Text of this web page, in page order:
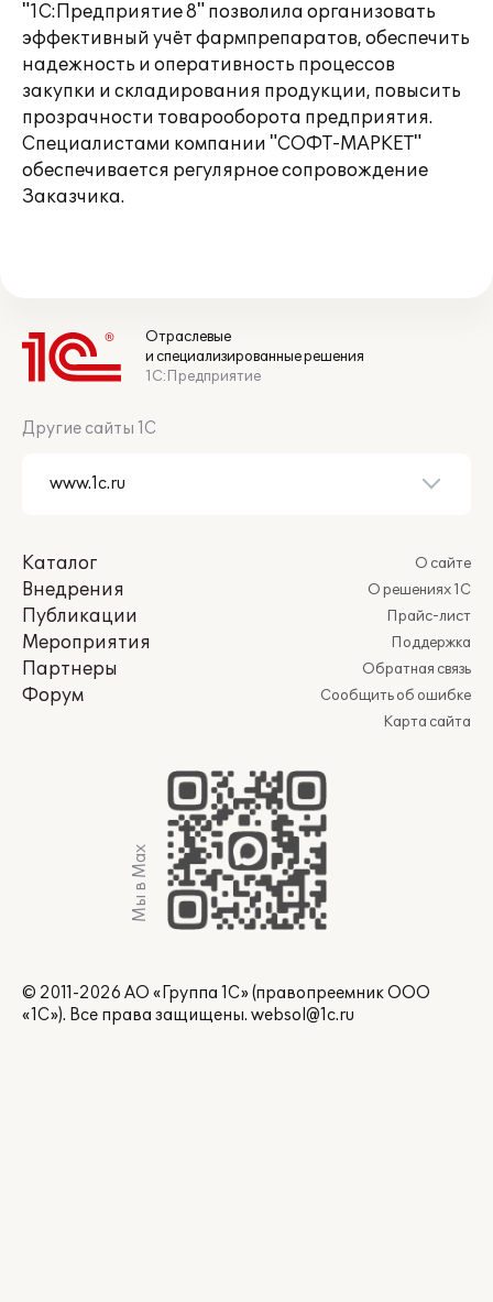
"1С:Предприятие 8" позволила организовать
эффективный учёт фармпрепаратов, обеспечить
надежность и оперативность процессов
закупки и складирования продукции, повысить
прозрачности товарооборота предприятия.
Специалистами компании "СОФТ-МАРКЕТ"
обеспечивается регулярное сопровождение
Заказчика.
Отраслевые
и специализированные решения
1С:Предприятие
Другие сайты 1С
Каталог
Внедрения
Публикации
Мероприятия
Партнеры
Форум
О сайте
О решениях 1С
Прайс-лист
Поддержка
Обратная связь
Сообщить об ошибке
Карта сайта
Мы в Max
© 2011-2026 АО «Группа 1С» (правопреемник ООО
«1С»). Все права защищены. websol@1c.ru